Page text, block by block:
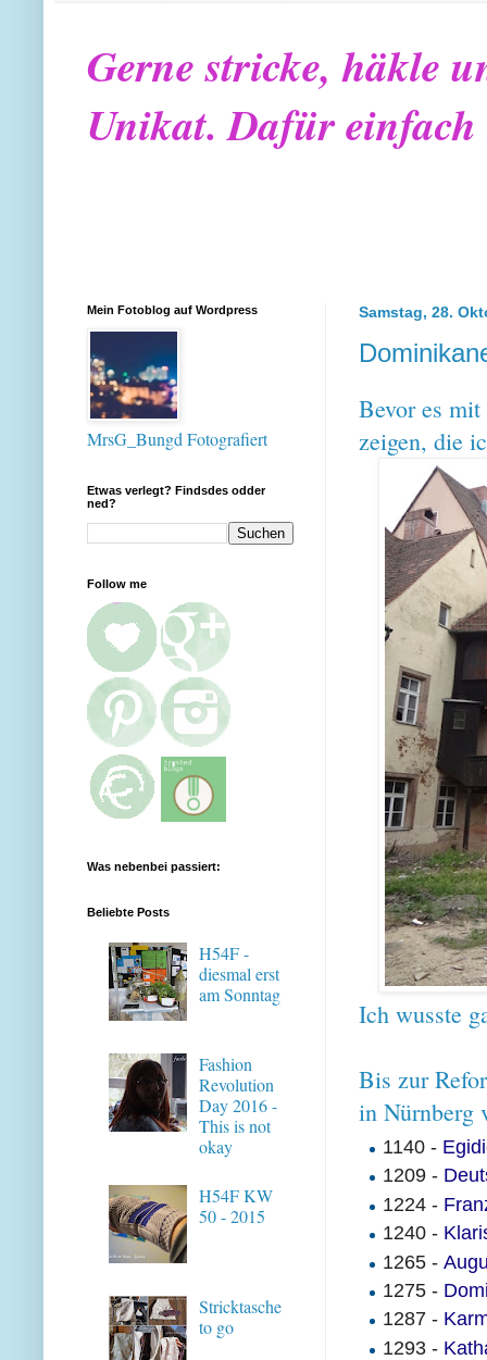
Gerne stricke, häkle
Unikat. Dafür
Samstag, 28.
Bevor es
zeigen, die
Ich wusste
Bis zur
in Nürnberg
1140 -
1209 -
1224 -
1240 -
1265 -
1275 -
1287 -
1293 -
Mein Fotoblog auf Wordpress
MrsG_Bungd Fotografiert
Etwas verlegt? Findsdes odder
ned?
Follow me
Was nebenbei passiert:
Beliebte Posts
H54F -
diesmal erst
am Sonntag
Fashion
Revolution
Day 2016 -
This is not
okay
H54F KW
50 - 2015
Stricktasche
to go